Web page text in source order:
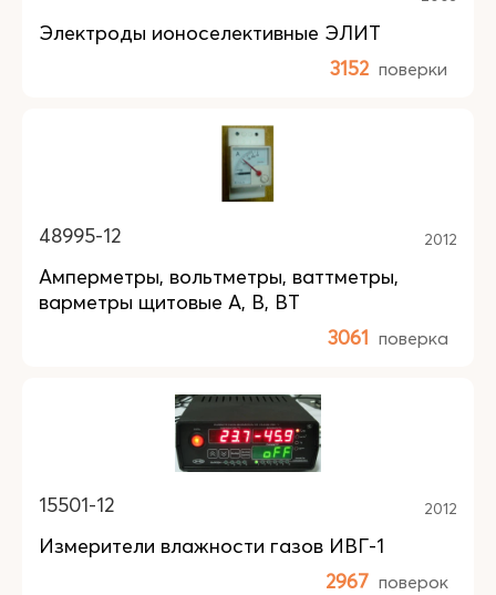
Электроды ионоселективные ЭЛИТ
3152 поверки
48995-12 2012
Амперметры, вольтметры, ваттметры,
варметры щитовые А, В, ВТ
3061 поверка
15501-12 2012
Измерители влажности газов ИВГ-1
2967 поверок